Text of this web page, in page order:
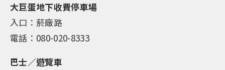
大巨蛋地下收費停車場
入口：菸廠路
電話：080-020-8333
巴士／遊覽車